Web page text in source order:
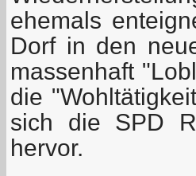
ehemals
Dorf in den
massenhaft
die
sich die SPD
hervor.